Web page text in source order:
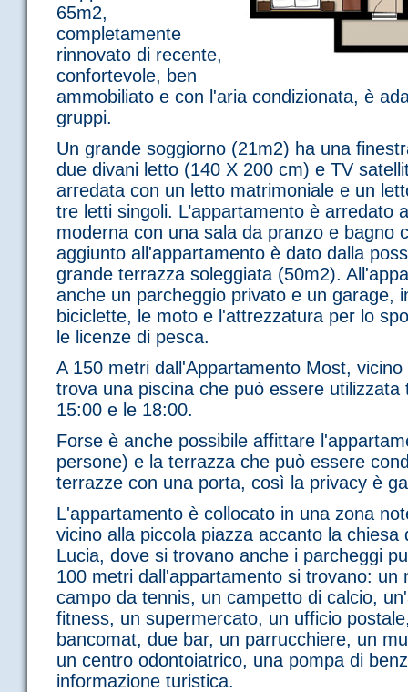
65m2,
completamente
rinnovato di recente,
confortevole, ben
ammobiliato e con l'aria condizionata, è
gruppi.
Un grande soggiorno (21m2) ha una
due divani letto (140 X 200 cm) e TV
arredata con un letto matrimoniale e un
tre letti singoli. L’appartamento è arredato
moderna con una sala da pranzo e bagno
aggiunto all'appartamento è dato dalla
grande terrazza soleggiata (50m2).
anche un parcheggio privato e un garage,
biciclette, le moto e l'attrezzatura per lo
le licenze di pesca.
A 150 metri dall'Appartamento Most,
trova una piscina che può essere
15:00 e le 18:00.
Forse è anche possibile affittare
persone) e la terrazza che può essere
terrazze con una porta, così la privacy è
L'appartamento è collocato in una zona
vicino alla piccola piazza accanto la chiesa
Lucia, dove si trovano anche i parcheggi
100 metri dall'appartamento si trovano: un
campo da tennis, un campetto di calcio,
fitness, un supermercato, un ufficio
bancomat, due bar, un parrucchiere, un
un centro odontoiatrico, una pompa di
informazione turistica.